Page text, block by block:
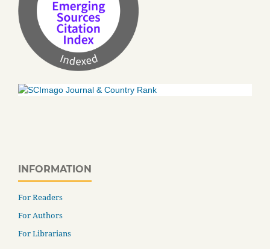
INFORMATION
For Readers
For Authors
For Librarians